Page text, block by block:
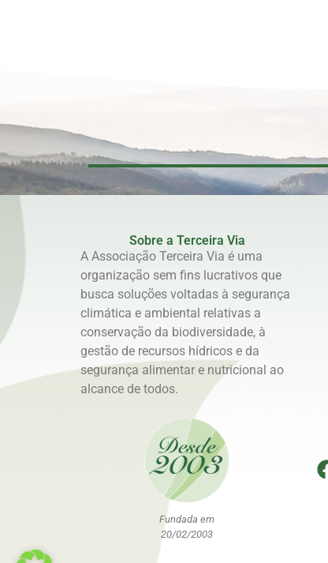
Sobre a Terceira Via
A Associação Terceira Via é uma
organização sem fins lucrativos que
busca soluções voltadas à segurança
climática e ambiental relativas a
conservação da biodiversidade, à
gestão de recursos hídricos e da
segurança alimentar e nutricional ao
alcance de todos.
Fundada em
20/02/2003